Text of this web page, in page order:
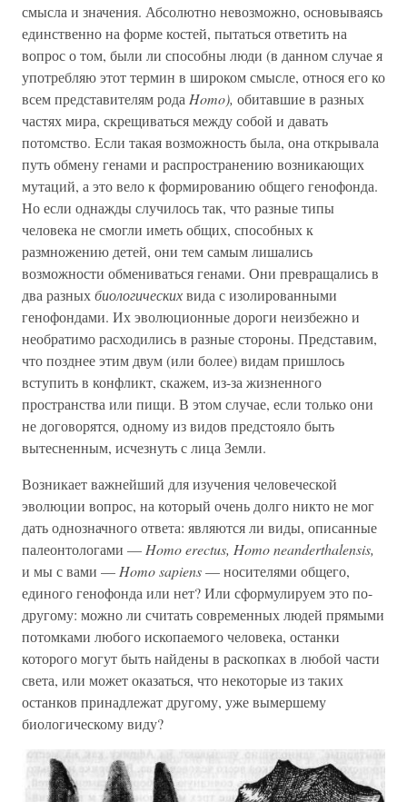
смысла и значения. Абсолютно невозможно, основываясь
единственно на форме костей, пытаться ответить на
вопрос о том, были ли способны люди (в данном случае я
употребляю этот термин в широком смысле, относя его ко
всем представителям рода Homo), обитавшие в разных
частях мира, скрещиваться между собой и давать
потомство. Если такая возможность была, она открывала
путь обмену генами и распространению возникающих
мутаций, а это вело к формированию общего генофонда.
Но если однажды случилось так, что разные типы
человека не смогли иметь общих, способных к
размножению детей, они тем самым лишались
возможности обмениваться генами. Они превращались в
два разныхбиологическихвида с изолированными
генофондами. Их эволюционные дороги неизбежно и
необратимо расходились в разные стороны. Представим,
что позднее этим двум (или более) видам пришлось
вступить в конфликт, скажем, из-за жизненного
пространства или пищи. В этом случае, если только они
не договорятся, одному из видов предстояло быть
вытесненным, исчезнуть с лица Земли.
Возникает важнейший для изучения человеческой
эволюции вопрос, на который очень долго никто не мог
дать однозначного ответа: являются ли виды, описанные
палеонтологами — Homo erectus, Homo neanderthalensis,
и мы с вами — Homo sapiens— носителями общего,
единого генофонда или нет? Или сформулируем это по-
другому: можно ли считать современных людей прямыми
потомками любого ископаемого человека, останки
которого могут быть найдены в раскопках в любой части
света, или может оказаться, что некоторые из таких
останков принадлежат другому, уже вымершему
биологическому виду?